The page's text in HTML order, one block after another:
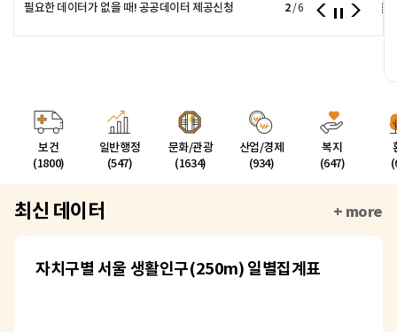
필요한 데이터가 없을 때! 공공데이터 제공신청 서
2 /6
보건
(1800)
일반행정
(547)
문화/관광
(1634)
산업/경제
(934)
복지
(647)
최신 데이터 + more
자치구별 서울 생활인구(250m) 일별집계표